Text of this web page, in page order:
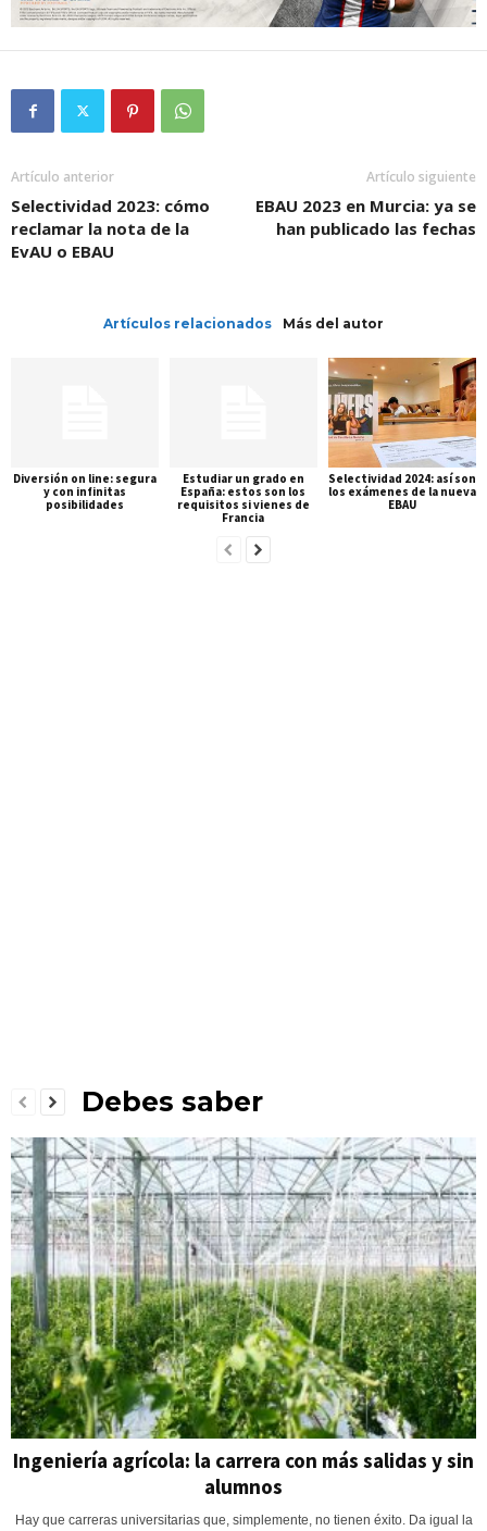
Artículo anterior
Selectividad 2023: cómo
reclamar la nota de la
EvAU o EBAU
Artículo siguiente
EBAU 2023 en Murcia: ya se
han publicado las fechas
Artículos relacionados Más del autor
Diversión on line: segura
y con infinitas
posibilidades
Estudiar un grado en
España: estos son los
requisitos si vienes de
Francia
Selectividad 2024: así son
los exámenes de la nueva
EBAU
Debes saber
Ingeniería agrícola: la carrera con más salidas y sin
alumnos
Hay que carreras universitarias que, simplemente, no tienen éxito. Da igual la